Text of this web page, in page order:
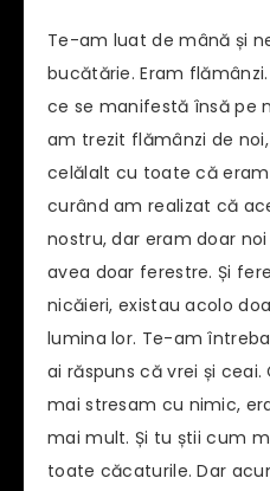
Te-am luat de mână și
bucătărie. Eram
ce se manifestă însă pe
am trezit flămânzi de
celălalt cu toate că
curând am realizat că
nostru, dar eram doar
avea doar ferestre. Și
nicăieri, existau acolo
lumina lor. Te-am
ai răspuns că vrei și
mai stresam cu nimic,
mai mult. Și tu știi cum
toate căcaturile. Dar